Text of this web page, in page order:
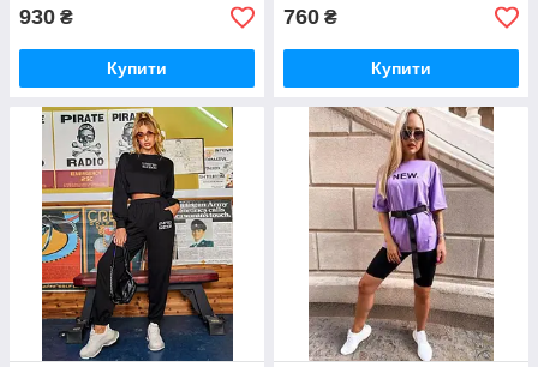
930 ₴
Купити
760 ₴
Купити